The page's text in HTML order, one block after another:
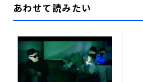
あわせて読みたい